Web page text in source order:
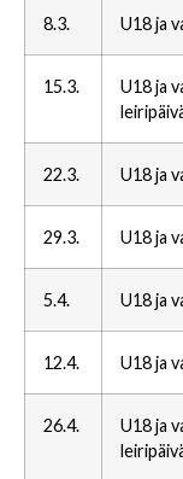
8.3. U18 ja
15.3.
U18 ja
22.3. U18 ja
29.3. U18 ja
5.4. U18 ja
12.4. U18 ja
26.4.
U18 ja